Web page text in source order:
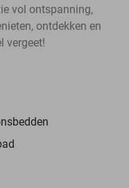
vol ontspanning,
ontdekken en
vergeet!